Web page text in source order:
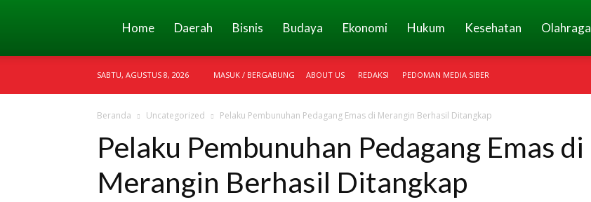
Merangin
Today
Home Daerah Bisnis Budaya Ekonomi Hukum Kesehatan Olahraga
SABTU, AGUSTUS 8, 2026 MASUK / BERGABUNG ABOUT US REDAKSI PEDOMAN MEDIA SIBER
Beranda Uncategorized Pelaku Pembunuhan Pedagang Emas di Merangin Berhasil Ditangkap
Pelaku Pembunuhan Pedagang Emas di
Merangin Berhasil Ditangkap